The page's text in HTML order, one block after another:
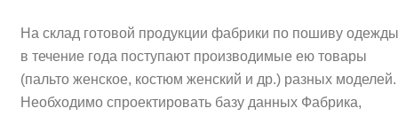
На склад готовой продукции фабрики по пошиву одежды
в течение года поступают производимые ею товары
(пальто женское, костюм женский и др.) разных моделей.
Необходимо спроектировать базу данных Фабрика,